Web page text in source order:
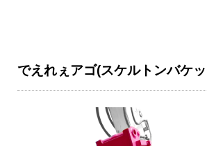
でえれぇアゴ(スケルトンバケ